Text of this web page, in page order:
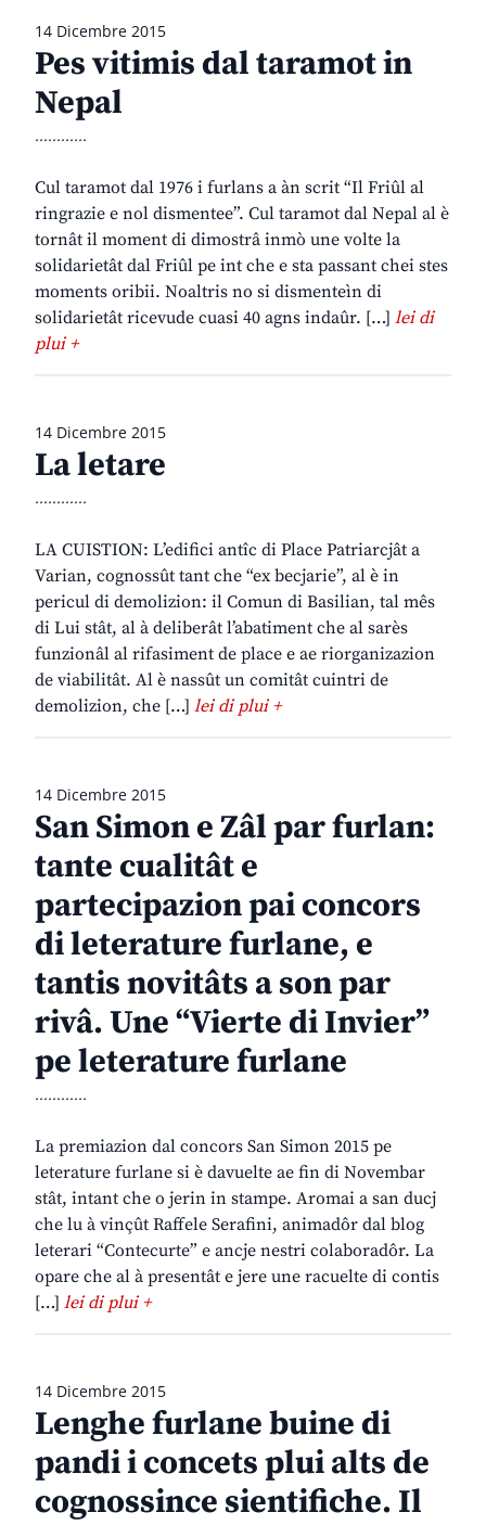
14 Dicembre 2015
Pes vitimis dal taramot in
Nepal
............
Cul taramot dal 1976 i furlans a àn scrit “Il Friûl al
ringrazie e nol dismentee”. Cul taramot dal Nepal al è
tornât il moment di dimostrâ inmò une volte la
solidarietât dal Friûl pe int che e sta passant chei stes
moments oribii. Noaltris no si dismenteìn di
solidarietât ricevude cuasi 40 agns indaûr. […] lei di
plui +
14 Dicembre 2015
La letare
............
LA CUISTION: L’edifici antîc di Place Patriarcjât a
Varian, cognossût tant che “ex becjarie”, al è in
pericul di demolizion: il Comun di Basilian, tal mês
di Lui stât, al à deliberât l’abatiment che al sarès
funzionâl al rifasiment de place e ae riorganizazion
de viabilitât. Al è nassût un comitât cuintri de
demolizion, che […] lei di plui +
14 Dicembre 2015
San Simon e Zâl par furlan:
tante cualitât e
partecipazion pai concors
di leterature furlane, e
tantis novitâts a son par
rivâ. Une “Vierte di Invier”
pe leterature furlane
............
La premiazion dal concors San Simon 2015 pe
leterature furlane si è davuelte ae fin di Novembar
stât, intant che o jerin in stampe. Aromai a san ducj
che lu à vinçût Raffele Serafini, animadôr dal blog
leterari “Contecurte” e ancje nestri colaboradôr. La
opare che al à presentât e jere une racuelte di contis
[…] lei di plui +
14 Dicembre 2015
Lenghe furlane buine di
pandi i concets plui alts de
cognossince sientifiche. Il